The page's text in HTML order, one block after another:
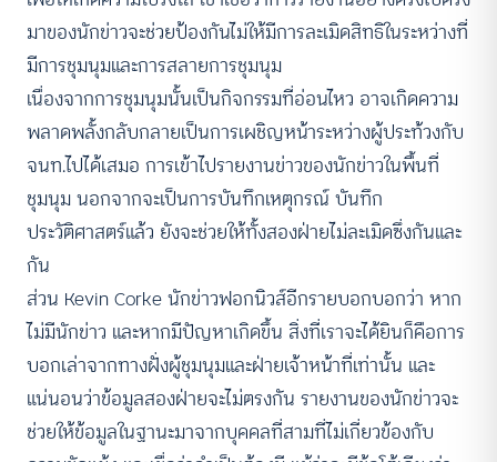
มาของนักข่าวจะช่วยป้องกันไม่ให้มีการละเมิดสิทธิในระหว่างที่
มีการชุมนุมและการสลายการชุมนุม
เนื่องจากการชุมนุมนั้นเป็นกิจกรรมที่อ่อนไหว อาจเกิดความ
พลาดพลั้งกลับกลายเป็นการเผชิญหน้าระหว่างผู้ประท้วงกับ
จนท.ไปได้เสมอ การเข้าไปรายงานข่าวของนักข่าวในพื้นที่
ชุมนุม นอกจากจะเป็นการบันทึกเหตุกรณ์ บันทึก
ประวัติศาสตร์แล้ว ยังจะช่วยให้ทั้งสองฝ่ายไม่ละเมิดซึ่งกันและ
กัน
ส่วน Kevin Corke นักข่าวฟอกนิวส์อีกรายบอกบอกว่า หาก
ไม่มีนักข่าว และหากมีปัญหาเกิดขึ้น สิ่งที่เราจะได้ยินก็คือการ
บอกเล่าจากทางฝั่งผู้ชุมนุมและฝ่ายเจ้าหน้าที่เท่านั้น และ
แน่นอนว่าข้อมูลสองฝ่ายจะไม่ตรงกัน รายงานของนักข่าวจะ
ช่วยให้ข้อมูลในฐานะมาจากบุคคลที่สามที่ไม่เกี่ยวข้องกับ